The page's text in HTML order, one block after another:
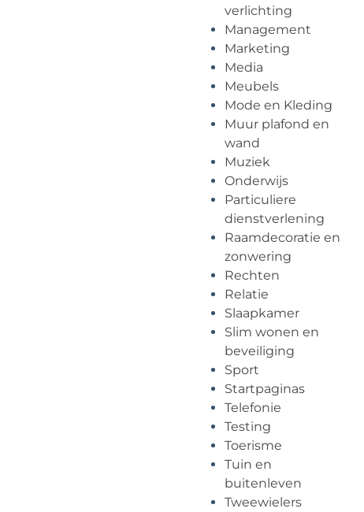
verlichting
Management
Marketing
Media
Meubels
Mode en Kleding
Muur plafond en
wand
Muziek
Onderwijs
Particuliere
dienstverlening
Raamdecoratie en
zonwering
Rechten
Relatie
Slaapkamer
Slim wonen en
beveiliging
Sport
Startpaginas
Telefonie
Testing
Toerisme
Tuin en
buitenleven
Tweewielers